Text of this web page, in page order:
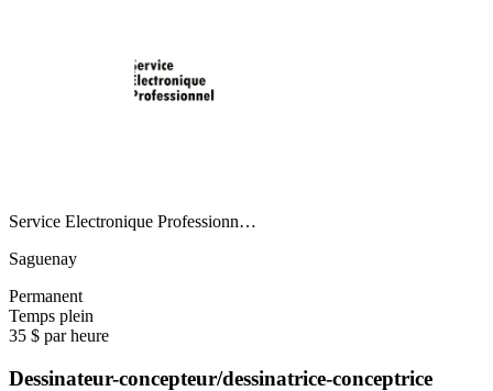
Service Electronique Professionn…
Saguenay
Permanent
Temps plein
35 $ par heure
Dessinateur-concepteur/dessinatrice-conceptrice